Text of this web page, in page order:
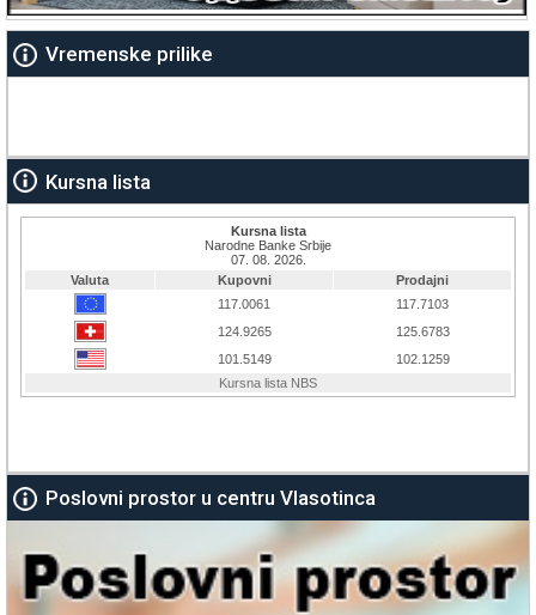
Vremenske prilike
Kursna lista
Poslovni prostor u centru Vlasotinca